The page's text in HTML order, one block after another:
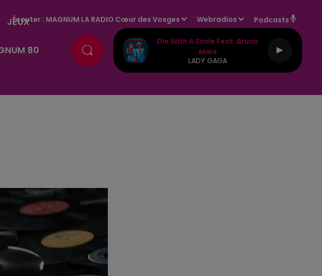
JEUX
80
Écouter : MAGNUM LA RADIO Cœur des Vosges Webradios Podcasts
Die With A Smile Feat. Bruno
Mars
LADY GAGA